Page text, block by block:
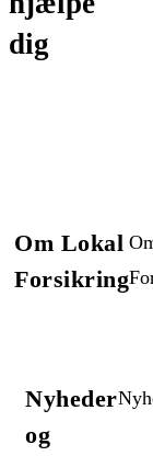
dig
Om Lokal
Forsikring
Nyheder
og